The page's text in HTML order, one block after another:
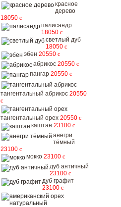
красное
дерево
18050 c
палисандр
18050 c
светлый дуб
18050 c
эбен 20550 c
абрикос 20550 c
пангар 20550 c
тангентальный абрикос 20550
c
тангентальный орех 20550 c
каштан 23100 c
анегри
тёмный
23100 c
мокко 23100 c
дуб античный
23100 c
дуб графит
23100 c